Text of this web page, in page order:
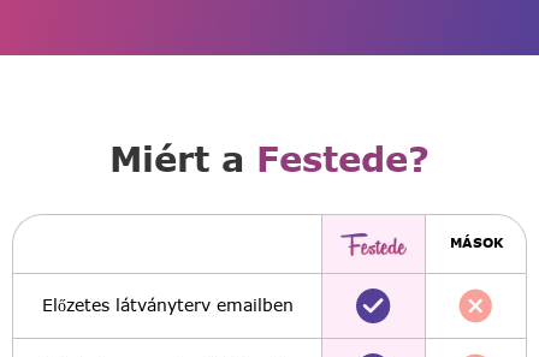
Miért a Festede?
MÁSOK
Előzetes látványterv emailben